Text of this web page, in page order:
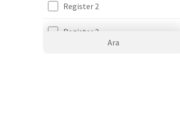
Register 2
Register 3
Ara